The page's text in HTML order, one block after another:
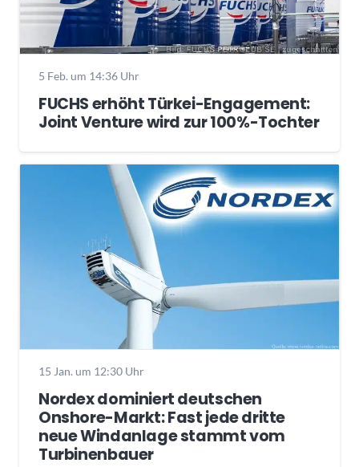
5 Feb. um 14:36 Uhr
FUCHS erhöht Türkei-Engagement:
Joint Venture wird zur 100%-Tochter
15 Jan. um 12:30 Uhr
Nordex dominiert deutschen
Onshore-Markt: Fast jede dritte
neue Windanlage stammt vom
Turbinenbauer